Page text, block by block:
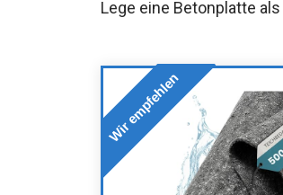
Lege eine Betonplatte
Wir empfehlen